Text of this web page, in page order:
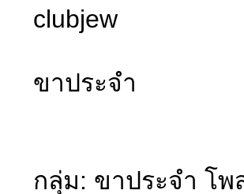
clubjew
ขาประจำ
กลุ่ม: ขาประจำ โพ